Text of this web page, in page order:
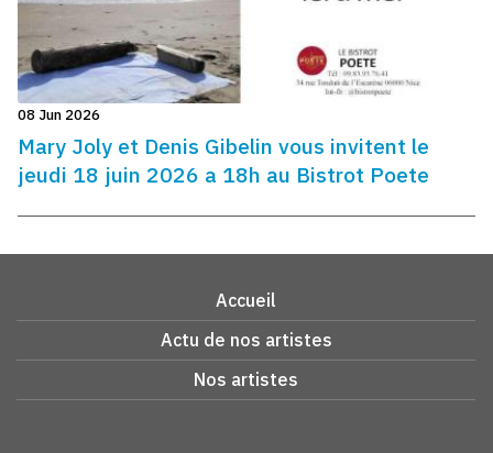
08 Jun 2026
Mary Joly et Denis Gibelin vous invitent le
jeudi 18 juin 2026 a 18h au Bistrot Poete
Accueil
Actu de nos artistes
Nos artistes